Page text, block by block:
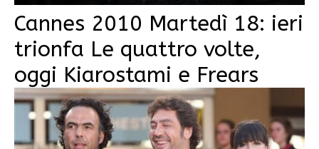
Cannes 2010 Martedì 18: ieri
trionfa Le quattro volte,
oggi Kiarostami e Frears